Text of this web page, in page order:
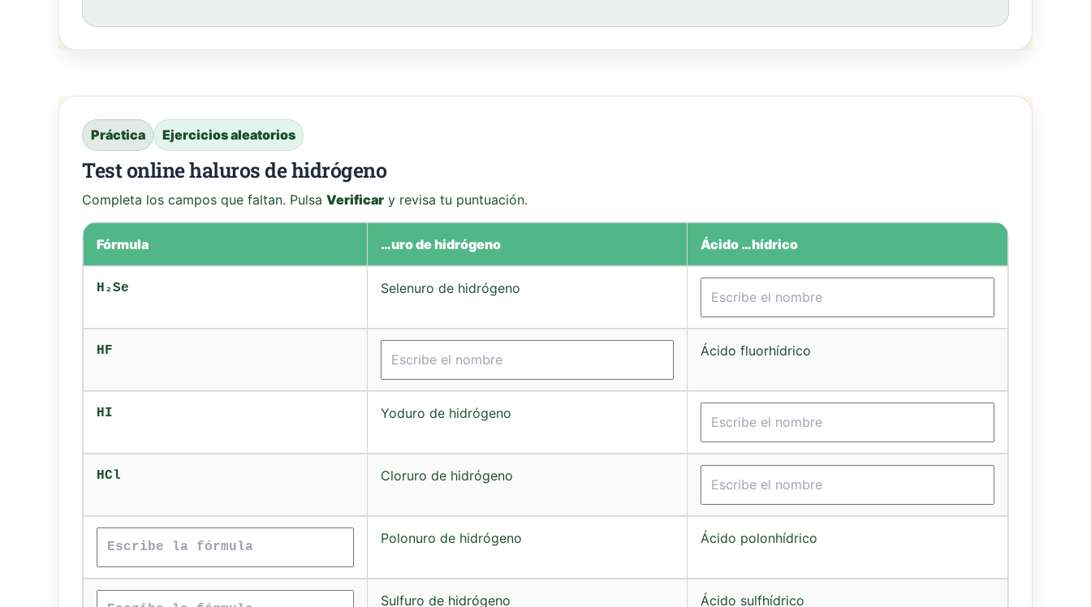
Práctica Ejercicios aleatorios
Test online haluros de hidrógeno
Completa los campos que faltan. Pulsa Verificar y revisa tu puntuación.
Fórmula …uro de hidrógeno Ácido …hídrico
H₂Se Selenuro de hidrógeno
HF Ácido fluorhídrico
HI Yoduro de hidrógeno
HCl Cloruro de hidrógeno
Polonuro de hidrógeno Ácido polonhídrico
Sulfuro de hidrógeno Ácido sulfhídrico